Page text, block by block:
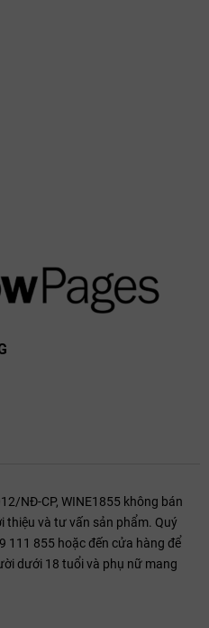
NĐ-CP, WINE1855 không bán
thiệu và tư vấn sản phẩm. Quý
111 855 hoặc đến cửa hàng để
dưới 18 tuổi và phụ nữ mang